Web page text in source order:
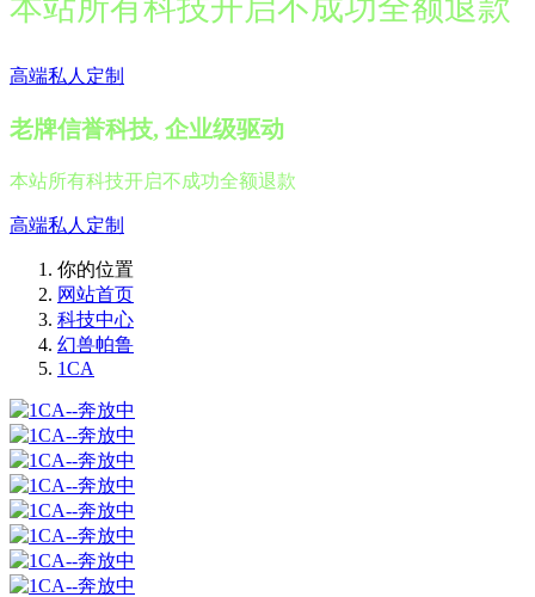
本站所有科技开启不成功全额退款
高端私人定制
老牌信誉科技, 企业级驱动
本站所有科技开启不成功全额退款
高端私人定制
你的位置
网站首页
科技中心
幻兽帕鲁
1CA